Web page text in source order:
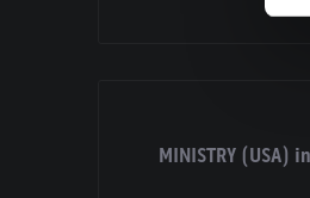
MINISTRY